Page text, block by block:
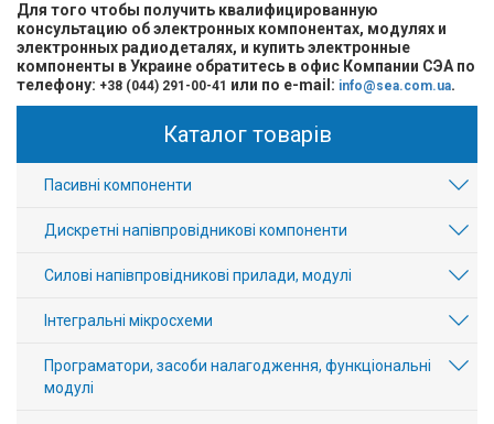
Для того чтобы получить квалифицированную
консультацию об электронных компонентах, модулях и
электронных радиодеталях, и купить электронные
компоненты в Украине обратитесь в офис Компании СЭА по
телефону: +38 (044) 291-00-41 или по e-mail: info@sea.com.ua.
Каталог товарів
Пасивні компоненти
Дискретні напівпровідникові компоненти
Силові напівпровідникові прилади, модулі
Інтегральні мікросхеми
Програматори, засоби налагодження, функціональні
модулі